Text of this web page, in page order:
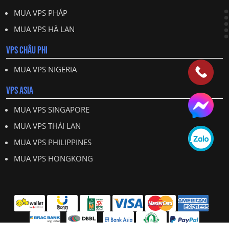
MUA VPS PHÁP
MUA VPS HÀ LAN
VPS CHÂU PHI
MUA VPS NIGERIA
VPS ASIA
MUA VPS SINGAPORE
MUA VPS THÁI LAN
MUA VPS PHILIPPINES
MUA VPS HONGKONG